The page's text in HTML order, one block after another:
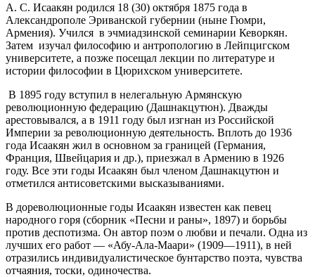
А. С. Исаакян родился 18 (30) октября 1875 года в
Александрополе Эриванской губернии (ныне Гюмри,
Армения). Учился в эчмиадзинской семинарии Кеворкян.
Затем изучал философию и антропологию в Лейпцигском
университете, а позже посещал лекции по литературе и
истории философии в Цюрихском университете.
В 1895 году вступил в нелегальную Армянскую
революционную федерацию (Дашнакцутюн). Дважды
арестовывался, а в 1911 году был изгнан из Российской
Империи за революционную деятельность. Вплоть до 1936
года Исаакян жил в основном за границей (Германия,
Франция, Швейцария и др.), приезжал в Армению в 1926
году. Все эти годы Исаакян был членом Дашнакцутюн и
отметился антисоветскими высказываниями.
В дореволюционные годы Исаакян известен как певец
народного горя (сборник «Песни и раны», 1897) и борьбы
против деспотизма. Он автор поэм о любви и печали. Одна из
лучших его работ — «Абу-Ала-Маари» (1909—1911), в ней
отразились индивидуалистическое бунтарство поэта, чувства
отчаяния, тоски, одиночества.